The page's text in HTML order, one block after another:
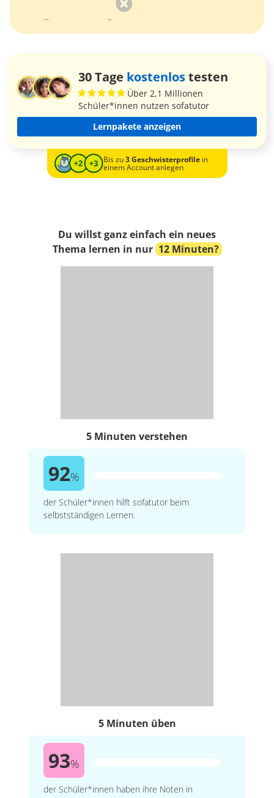
30 Tage kostenlostesten
Über 2,1 Millionen
Schüler*innen nutzen sofatutor
Lernpakete anzeigen
Bis zu3 Geschwisterprofilein
einem Account anlegen
Du willst ganz einfach ein neues
Thema lernen in nur 12 Minuten?
5 Minuten verstehen
92%
der Schüler*innen hilft sofatutor beim
selbstständigen Lernen.
5 Minuten üben
93%
der Schüler*innen haben ihre Noten in